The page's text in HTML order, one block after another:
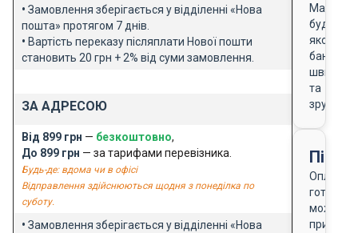
• Замовлення зберігається у відділенні «Нова
пошта» протягом 7 днів.
• Вартість переказу післяплати Нової пошти
становить 20 грн + 2% від суми замовлення.
ЗА АДРЕСОЮ
Від 899 грн — безкоштовно,
До 899 грн — за тарифами перевізника.
Будь-де: вдома чи в офісі
Відправлення здійснюються щодня з понеділка по
суботу.
• Замовлення зберігається у відділенні «Нова
будь-
якого
банку
швидко
та
зручно
Оплата
готівкою
можлива
при